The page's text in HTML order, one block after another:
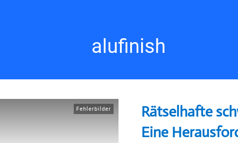
alufinish
Fehlerbilder
Rätselhafte
Eine